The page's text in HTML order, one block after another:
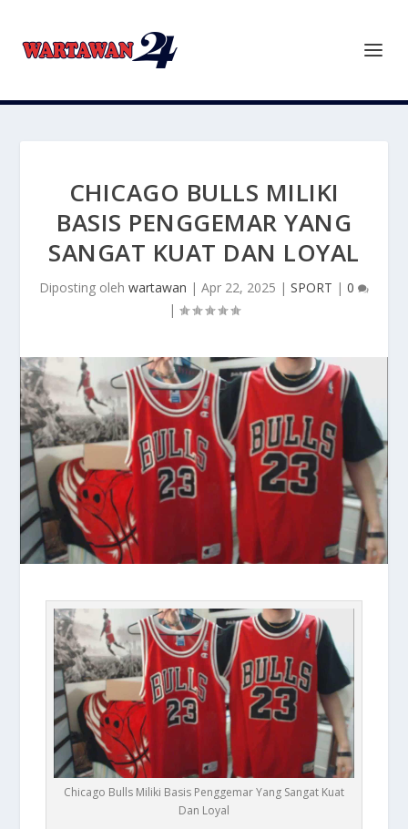
CHICAGO BULLS MILIKI
BASIS PENGGEMAR YANG
SANGAT KUAT DAN LOYAL
Diposting oleh wartawan | Apr 22, 2025 | SPORT | 0
|
Chicago Bulls Miliki Basis Penggemar Yang Sangat Kuat
Dan Loyal